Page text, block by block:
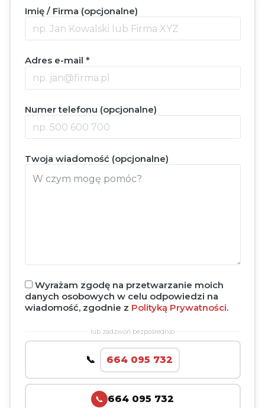
Imię / Firma (opcjonalne)
Adres e-mail *
Numer telefonu (opcjonalne)
Twoja wiadomość (opcjonalne)
Wyrażam zgodę na przetwarzanie moich
danych osobowych w celu odpowiedzi na
wiadomość, zgodnie z Polityką Prywatności.
lub zadzwoń bezpośrednio
664 095 732
📞 664 095 732